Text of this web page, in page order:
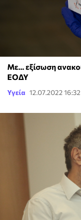
Με... εξίσωση
ΕΟΔΥ
Υγεία 12.07.2022 16:32